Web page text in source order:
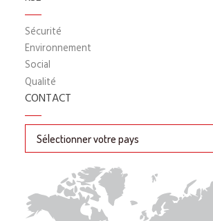
Sécurité
Environnement
Social
Qualité
CONTACT